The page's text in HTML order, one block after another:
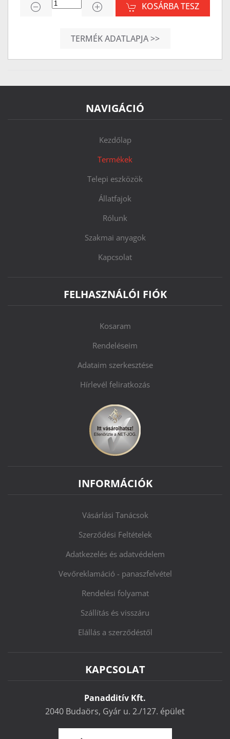
KOSÁRBA TESZ
TERMÉK ADATLAPJA >>
NAVIGÁCIÓ
Kezdőlap
Termékek
Telepi eszközök
Állatfajok
Rólunk
Szakmai anyagok
Kapcsolat
FELHASZNÁLÓI FIÓK
Kosaram
Rendeléseim
Adataim szerkesztése
Hírlevél feliratkozás
INFORMÁCIÓK
Vásárlási Tanácsok
Szerződési Feltételek
Adatkezelés és adatvédelem
Vevőreklamáció - panaszfelvétel
Rendelési folyamat
Szállítás és visszáru
Elállás a szerződéstől
KAPCSOLAT
Panadditív Kft.
2040 Budaörs, Gyár u. 2./127. épület